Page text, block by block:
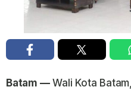
Batam —Wali Kota